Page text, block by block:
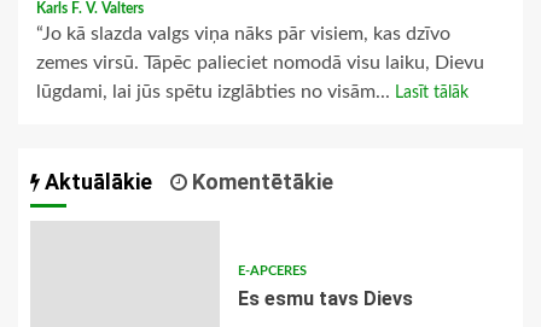
Karls F. V. Valters
“Jo kā slazda valgs viņa nāks pār visiem, kas dzīvo
zemes virsū. Tāpēc palieciet nomodā visu laiku, Dievu
lūgdami, lai jūs spētu izglābties no visām... Lasīt tālāk
Aktuālākie Komentētākie
E-APCERES
Es esmu tavs Dievs